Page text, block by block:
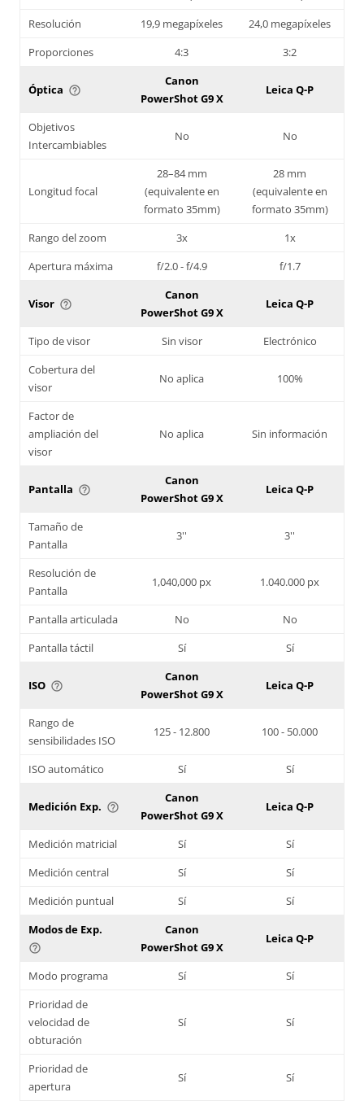
Resolución
19,9 megapíxeles
24,0 megapíxeles
Proporciones
4:3 3:2
Óptica help_outline
Canon
PowerShot G9 X
Leica Q-P
Objetivos
Intercambiables
No No
Longitud focal
28–84 mm
(equivalente en
formato 35mm)
28 mm
(equivalente en
formato 35mm)
Rango del zoom
3x
1x
Apertura máxima
f/2.0 - f/4.9 f/1.7
Visor help_outline
Canon
PowerShot G9 X
Leica Q-P
Tipo de visor Sin visor
Electrónico
Cobertura del
visor
No aplica 100%
Factor de
ampliación del
visor
No aplica Sin información
Pantalla help_outline
Canon
PowerShot G9 X
Leica Q-P
Tamaño de
Pantalla
3'' 3''
Resolución de
Pantalla
1,040,000 px 1.040.000 px
Pantalla articulada No
No
Pantalla táctil
Sí Sí
ISO help_outline
Canon
PowerShot G9 X
Leica Q-P
Rango de
sensibilidades ISO
125 - 12.800 100 - 50.000
ISO automático Sí Sí
Medición Exp. help_outline
Canon
PowerShot G9 X
Leica Q-P
Medición matricial Sí
Sí
Medición central
Sí
Sí
Medición puntual
Sí
Sí
Modos de Exp.
help_outline
Canon
PowerShot G9 X
Leica Q-P
Modo programa Sí
Sí
Prioridad de
velocidad de
obturación
Sí Sí
Prioridad de
apertura
Sí Sí